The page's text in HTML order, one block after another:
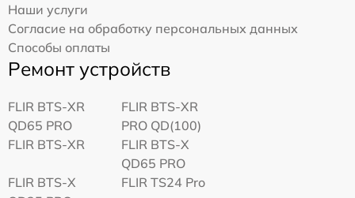
Наши услуги
Согласие на обработку персональных данных
Способы оплаты
Ремонт устройств
FLIR BTS-XR
QD65 PRO
FLIR BTS-XR
PRO QD(100)
FLIR BTS-XR
FLIR BTS-X
QD65 PRO
FLIR BTS-X
FLIR TS24 Pro